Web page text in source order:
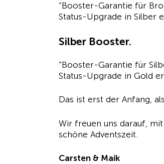
“Booster-Garantie für
Status-Upgrade in Silber
Silber Booster.
“Booster-Garantie für
Status-Upgrade in Gold
Das ist erst der Anfang,
Wir freuen uns darauf,
schöne Adventszeit.
Carsten & Maik